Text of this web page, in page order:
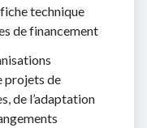
technique
de financement
projets de
de l’adaptation